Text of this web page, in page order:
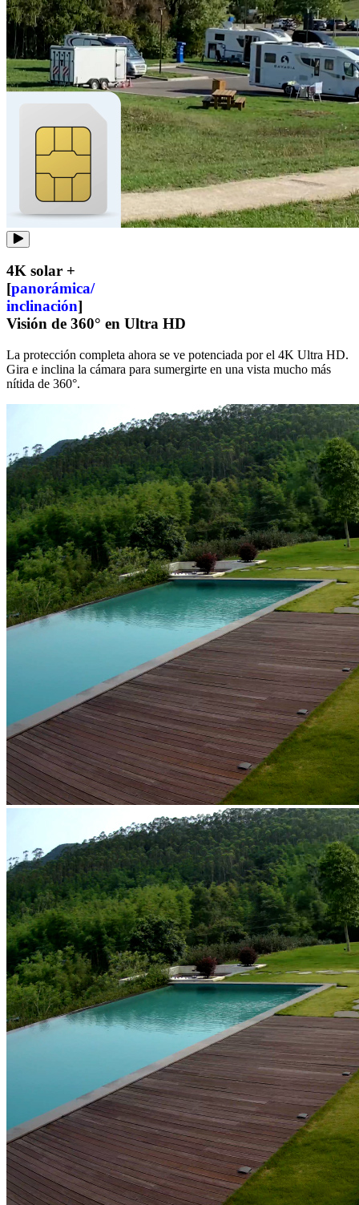
4K solar +
[panorámica/
inclinación]
Visión de 360° en Ultra HD
La protección completa ahora se ve potenciada por el 4K Ultra HD.
Gira e inclina la cámara para sumergirte en una vista mucho más
nítida de 360°.